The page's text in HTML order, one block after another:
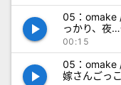
play_arrow
05：omake
っかり、夜
00:15
play_arrow
05：omake
嫁さんご